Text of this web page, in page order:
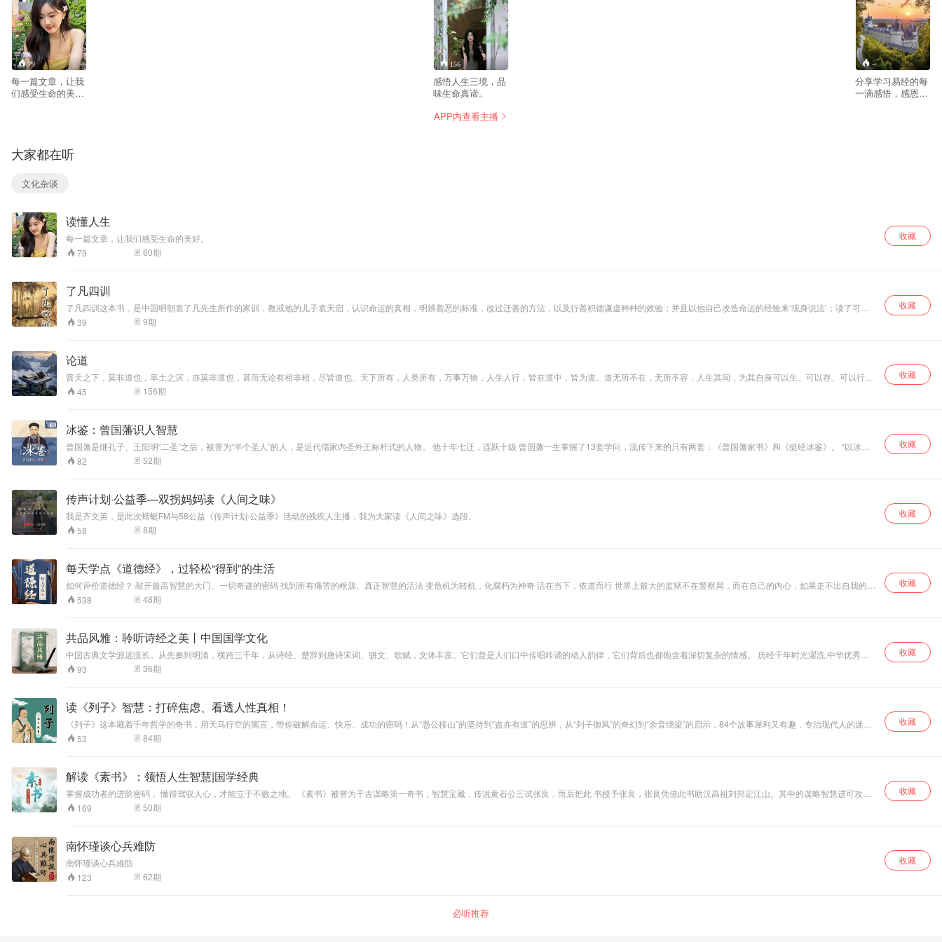
79
每一篇文章，让我
们感受生命的美
156
感悟人生三境，品
味生命真谛。
--
分享学习易经的每
一滴感悟，感恩生
APP内查看主播
大家都在听
文化杂谈
读懂人生
每一篇文章，让我们感受生命的美好。
79
60期
收藏
了凡四训
了凡四训这本书，是中国明朝袁了凡先生所作的家训，教戒他的儿子袁天启，认识命运的真相，明辨善恶的标准，改过迁善的方法，以及行善积德谦虚种种的效验；并且以他自己改造命运的经验来‘现身说法’；读了可以
使人心目豁开，信心勇气倍增，亟欲效法了凡先生，来改造自己的命运；实在是一本有益世道人心，转移社会风气不可多得的好书。 但是了凡四训的原著，是用文言文写的；对现代人而言，阅读起来比较吃力，而且不
太容易懂，民国初年的黄智海先生，为了使这本书能让大家受益，所以用白话文不厌其烦详尽的注解，可以说是用心良苦，功德无量；黄先生的白话注解在民间流传很广，它的优点是内容丰富详尽，缺点则或许是过于繁
社会国家，乃至全人类光明的前途。
39 9期
收藏
论道
普天之下，莫非道也，率土之滨，亦莫非道也，甚而无论有相非相，尽皆道也。天下所有，人类所有，万事万物，人生人行，皆在道中，皆为道。道无所不在，无所不容，人生其间，为其自身可以生、可以存、可以行，
并进而行得自由自在、快乐幸福故，不可不、不能不、不得不学问思辨之、格物致知之、择善笃行之，即此即有本篇《论道》合集，论天下所有可学、可问、可思、可辨之道，论天下所有可格、可知、可择、可行之道，
即论天下所有可论之道。 道之本意，路也。有人之初，必有所行，有行必有路，其路即道。故人生在世，所行之路皆道也。推而广之，人生所行者皆道也，其行者，可以行路，可以做事，可以认识万物，可以与他人他物
其万事万物也；其道者，人所以认识、明辨而笃行也；其道者，万事万物共生共荣也；其道者，万事万物自由自在而幸福快乐也。以我为人故，其道者，皆是以人为中心的狭义乃至广义的人道。 本篇《论道》，从笔者十
多年积累之包含数千条读书感悟之《道论》而来，是就特定专题对相应各条感悟的总结，是就特定方面的人道所作的相应的一篇篇具体的论述，所有总结，所有论述，皆笔者一家之言，成笔者一家之论，希望能给有缘诸
君因缘悟道、得道、行道提供一点力所能及的方便，果真如此，道之幸也，人类之幸也，笔者之幸也！同时，欢迎大家批判，何以故？真理越批越明，越批越合乎道之本真也，更何况，本篇《论道》亦是从批判古今中外
的经典而来，自然也在被批判中，若能抛砖引玉，在读者的批判中明辨人道，笔者幸甚。 本篇《论道》合集，数十万乃至上百万言，只是“行人道”三字而已。 天下有道，百家有道。百家争鸣，鸣之以道。略举三家，诗言
其道。举一反三，尽得人道。 儒 入海方明洋水深，学涯满耳作舟音。七天格竹精思怠，一世致知仁义寻。 诚意原来求率性，修身只是得安心。豁然不惑知天命，笑看红云话古今。 释 独坐菩提草木深，高山流水是知音。
45 156期
收藏
冰鉴：曾国藩识人智慧
曾国藩是继孔子、王阳明“二圣”之后，被誉为“半个圣人”的人，是近代儒家内圣外王标杆式的人物。 他十年七迁，连跃十级 曾国藩一生掌握了13套学问，流传下来的只有两套：《曾国藩家书》和《挺经冰鉴》。 “以冰为
鉴，可察秋毫”之意，是一部如何识人、用人的经典著作．它融易学、骨相学、心理学、人才学、谋略学为一体 《冰鉴》是曾国藩根据自身识人经验，以及为人处世的心得体会，所总结出来的一本专著。 《冰鉴》因具有
极强的实用性、启迪性和借鉴性而受到各界人士的重视和喜爱。《冰鉴》为读者打造一条走近曾国藩的智慧之道，感受他独到的识人、用人策略。 一部真正的智慧经典，不仅可以跨越他所属的领域，而且可以跨越时空！
绝迹几十年，近年被整理出版，深受读者青睐。
82 52期
收藏
传声计划·公益季—双拐妈妈读《人间之味》
我是齐文英，是此次蜻蜓FM与58公益《传声计划·公益季》活动的残疾人主播，我为大家读《人间之味》选段。
58
8期
收藏
每天学点《道德经》，过轻松“得到”的生活
如何评价道德经？ 敲开最高智慧的大门、一切奇迹的密码 找到所有痛苦的根源、真正智慧的活法 变危机为转机，化腐朽为神奇 活在当下，依道而行 世界上最大的监狱不在警察局，而在自己的内心，如果走不出自我的执
念，无论走到哪里，都是囚徒。 一般人活在本末倒置的世界，虚耗宝贵的生命去追求并不重要的东西。表面风光、内在惶恐、生命迷茫。 有智慧的人活在实相的世界，珍惜难得的光阴利益他人提升自己。内在富有、表
里如一、生命绽放。 “道德经”中的“道德”，自然不是我们现在所说的社会行为准则。“道”是指天道自然，“德”是指人道德行。不论男女老幼，不管是创业者、管理者，还是普通职员，都可以从这门课中获得打开智慧之门、
538 48期
收藏
共品风雅：聆听诗经之美丨中国国学文化
中国古典文学源远流长。从先秦到明清，横跨三千年，从诗经、楚辞到唐诗宋词、骈文、歌赋，文体丰富。它们曾是人们口中传唱吟诵的动人韵律，它们背后也都饱含着深切复杂的情感。 历经千年时光濯洗,中华优秀传
统文化依然熠熠生辉,焕发着恒久的生命力，经典当为我们前行拓荒底气与力量。不学诗无以言，欢迎走进诗经，共品风雅。本书为您讲透【赋比兴风雅颂】，让经典不再难懂。 国学传承人炜爵爷（王炜铭）结合文史典
籍、历代诗经注疏及现当代研究，深入诗经名篇，逐字讲解，贴近历史，贴近本义。延华夏文脉，传经典之声！
93 36期
收藏
读《列子》智慧：打碎焦虑、看透人性真相！
《列子》这本藏着千年哲学的奇书，用天马行空的寓言，带你破解命运、快乐、成功的密码！从“愚公移山”的坚持到“盗亦有道”的思辨，从“列子御风”的奇幻到“余音绕梁”的启示，84个故事犀利又有趣，专治现代人的迷
茫、焦虑和内耗！ 在这里，你会发现：原来沉默是闯荡江湖的护身符，健忘才是幸福的秘诀，连猴子的“朝三暮四”都藏着人生博弈的智慧！无论是纠结躺平还是奋斗，困惑真诚为何稀缺，或是好奇古人的脑洞有多大，
《列子》都能给你意想不到的启发。 每天一个故事，轻松get古人的处世哲学，让你在快节奏生活中，也能拥有一颗通透、强大的心！你会发现：《列子》才是人间清醒指南！点击订阅，让战国最神秘思想家，带你参透
53 84期
收藏
解读《素书》：领悟人生智慧|国学经典
掌握成功者的进阶密码， 懂得驾驭人心，才能立于不败之地。 《素书》被誉为千古谋略第一奇书，智慧宝藏，传说黄石公三试张良，而后把此 书授予张良，张良凭借此书助汉高祖刘邦定江山。其中的谋略智慧进可攻，
经世 致用，建立功业；退可守，明哲保身，一生无虞。 全文共 1360 字，共分六章，分别是：原始、正道、求人之志、本德宗道、遵义、 安礼，文章虽短却字字珠玑，句句名言，可谓治世良药，是一部涵盖修身、处
世、管理、驭人的千古奇作。 本专辑由孙彩贺老师精心打造，读透原典助你借古鉴今，教你精准把握人性，领 悟的人会感觉醍醐灌顶，茅塞顿开，内心豁然开朗。
169 50期
收藏
南怀瑾谈心兵难防
南怀瑾谈心兵难防
123
62期
收藏
必听推荐